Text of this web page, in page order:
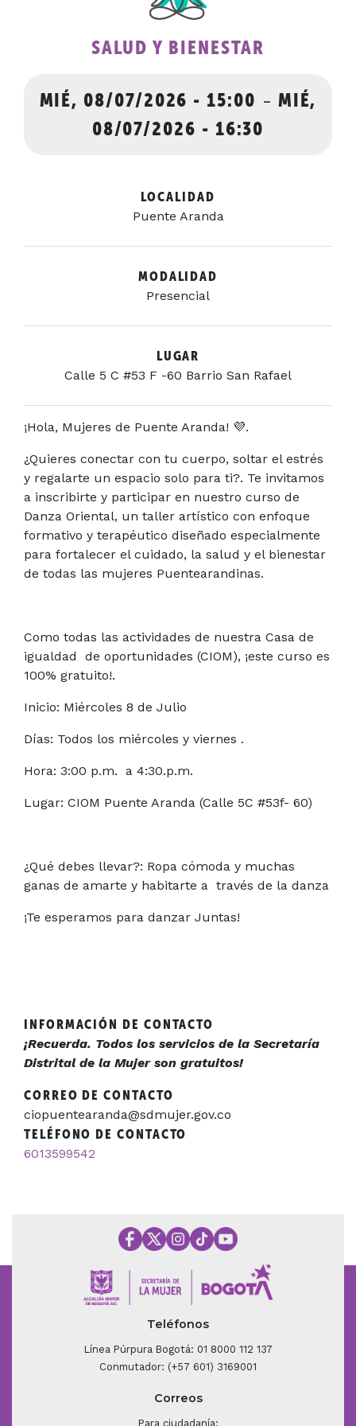
SALUD Y BIENESTAR
MIÉ, 08/07/2026 - 15:00 - MIÉ,
08/07/2026 - 16:30
LOCALIDAD
Puente Aranda
MODALIDAD
Presencial
LUGAR
Calle 5 C #53 F -60 Barrio San Rafael
¡Hola, Mujeres de Puente Aranda! 💜.
¿Quieres conectar con tu cuerpo, soltar el estrés
y regalarte un espacio solo para ti?. Te invitamos
a inscribirte y participar en nuestro curso de
Danza Oriental, un taller artístico con enfoque
formativo y terapéutico diseñado especialmente
para fortalecer el cuidado, la salud y el bienestar
de todas las mujeres Puentearandinas.
Como todas las actividades de nuestra Casa de
igualdad de oportunidades (CIOM), ¡este curso es
100% gratuito!.
Inicio: Miércoles 8 de Julio
Días: Todos los miércoles y viernes .
Hora: 3:00 p.m. a 4:30.p.m.
Lugar: CIOM Puente Aranda (Calle 5C #53f- 60)
¿Qué debes llevar?: Ropa cómoda y muchas
ganas de amarte y habitarte a través de la danza
¡Te esperamos para danzar Juntas!
INFORMACIÓN DE CONTACTO
¡Recuerda. Todos los servicios de la Secretaría
Distrital de la Mujer son gratuitos!
CORREO DE CONTACTO
ciopuentearanda@sdmujer.gov.co
TELÉFONO DE CONTACTO
6013599542
Teléfonos
Línea Púrpura Bogotá: 01 8000 112 137
Conmutador: (+57 601) 3169001
Correos
Para ciudadanía: